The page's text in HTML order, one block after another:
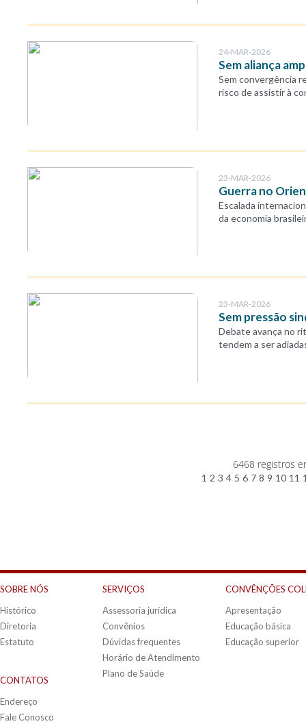
24-MAR-2026
Sem aliança
Sem convergência
risco de assistir à
23-MAR-2026
Guerra no
Escalada
da economia
23-MAR-2026
Sem pressão
Debate avança no
tendem a ser
6468 registros
1 2 3 4 5 6 7 8 9 10 11
SOBRE NÓS
Histórico
Diretoria
Estatuto
CONTATOS
Endereço
Fale Conosco
SERVIÇOS
Assessoria jurídica
Convênios
Dúvidas frequentes
Horário de Atendimento
Plano de Saúde
CONVÊNÇÕES
Apresentação
Educação básica
Educação superior